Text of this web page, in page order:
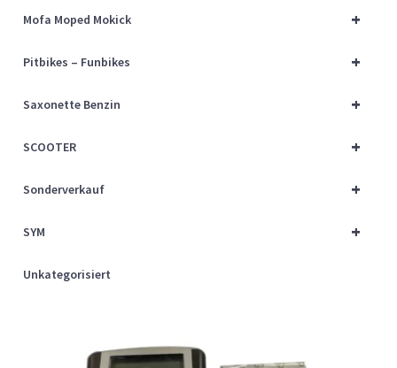
+
Mofa Moped Mokick
+
Pitbikes – Funbikes
+
Saxonette Benzin
+
SCOOTER
+
Sonderverkauf
+
SYM
Unkategorisiert